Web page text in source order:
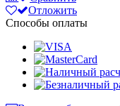
Отложить
Способы оплаты